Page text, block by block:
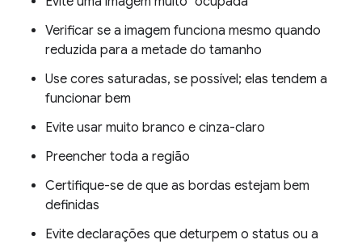
Verificar se a imagem funciona mesmo quando
reduzida para a metade do tamanho
Use cores saturadas, se possível; elas tendem a
funcionar bem
Evite usar muito branco e cinza-claro
Preencher toda a região
Certifique-se de que as bordas estejam bem
definidas
Evite declarações que deturpem o status ou a